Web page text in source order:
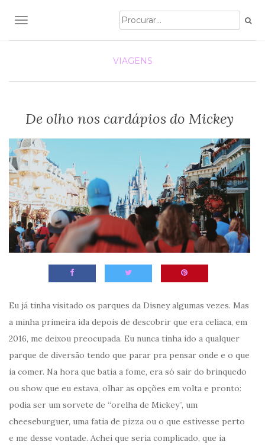
TOGGLE NAVIGATION
VIAGENS
De olho nos cardápios do Mickey
Eu já tinha visitado os parques da Disney algumas vezes. Mas
a minha primeira ida depois de descobrir que era celíaca, em
2016, me deixou preocupada. Eu nunca tinha ido a qualquer
parque de diversão tendo que parar pra pensar onde e o que
ia comer. Na hora que batia a fome, era só sair do brinquedo
ou show que eu estava, olhar as opções em volta e pronto:
podia ser um sorvete de “orelha de Mickey”, um
cheeseburguer, uma fatia de pizza ou o que estivesse perto
e me desse vontade. Achei que seria complicado, que ia